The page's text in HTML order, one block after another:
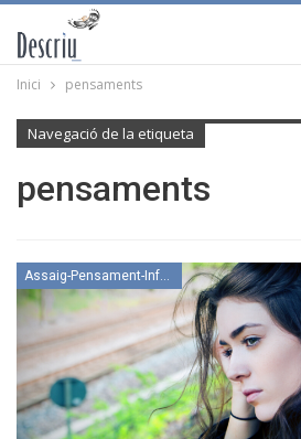
Inici pensaments
Navegació de la etiqueta
pensaments
Assaig-Pensament-Informació